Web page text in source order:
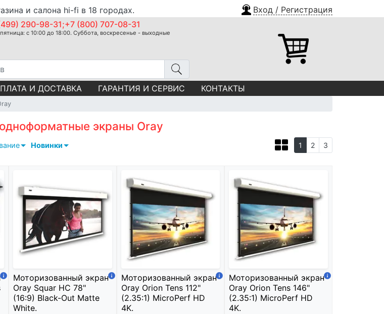
и салона hi-fi в 18 городах. Вход / Регистрация
290-98-31;+7 (800) 707-08-31
с 10:00 до 18:00. Суббота, воскресенье - выходные
И ДОСТАВКА ГАРАНТИЯ И СЕРВИС КОНТАКТЫ
экраны Oray
Новинки 1 2 3
Моторизованный экран
Oray Squar HC 78"
(16:9) Black-Out Matte
White.
Моторизованный экран
Oray Orion Tens 112"
(2.35:1) MicroPerf HD
4K.
Моторизованный экран
Oray Orion Tens 146"
(2.35:1) MicroPerf HD
4K.